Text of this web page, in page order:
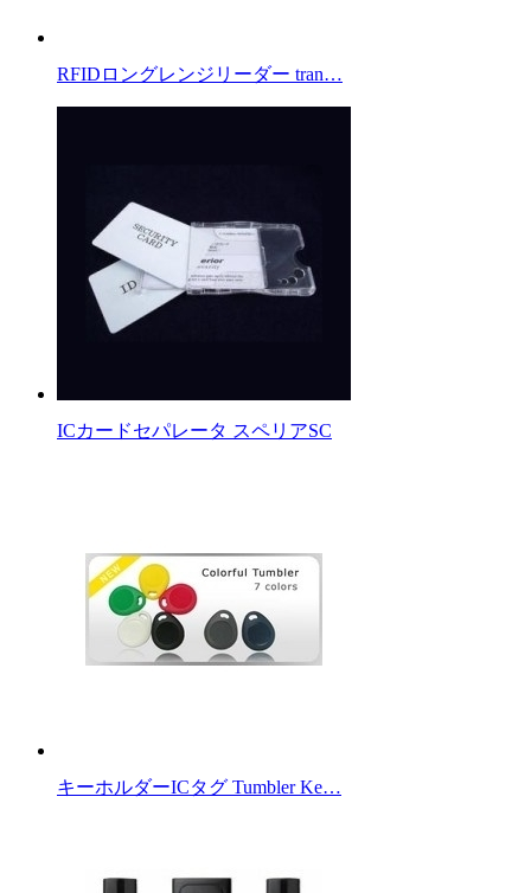
RFIDロングレンジリーダー tran…
ICカードセパレータ スペリアSC
キーホルダーICタグ Tumbler Ke…